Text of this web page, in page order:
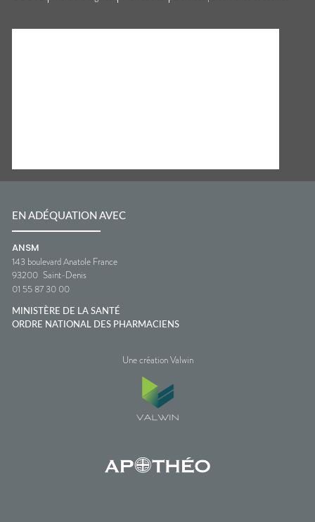
EN ADÉQUATION AVEC
ANSM
143 boulevard Anatole France
93200 Saint-Denis
01 55 87 30 00
MINISTÈRE DE LA SANTÉ
ORDRE NATIONAL DES PHARMACIENS
Une création Valwin